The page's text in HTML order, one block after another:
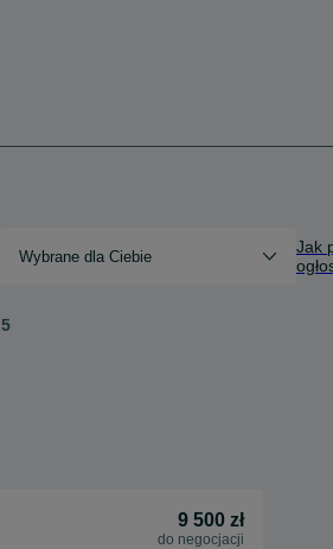
Wybrane dla Ciebie
Jak
5
9 500 zł
do negocjacji